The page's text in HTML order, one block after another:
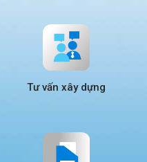
Tư vấn xây dựng